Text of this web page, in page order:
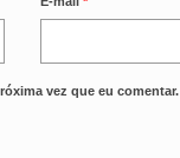
vez que eu comentar.